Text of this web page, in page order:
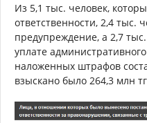
Из 5,1 тыс. человек,
ответственности, 2,4 тыс.
предупреждение, а 2,7
уплате
наложенных штрафов
взыскано было 264,3 млн